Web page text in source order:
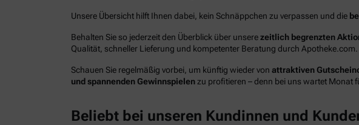
Unsere Übersicht hilft Ihnen dabei, kein Schnäppchen zu verpassen und die
Behalten Sie so jederzeit den Überblick über unserezeitlich begrenzten
Qualität, schneller Lieferung und kompetenter Beratung durch Apotheke.com.
Schauen Sie regelmäßig vorbei, um künftig wieder von attraktiven
und spannenden Gewinnspielenzu profitieren – denn bei uns wartet Monat
Beliebt bei unseren Kundinnen und